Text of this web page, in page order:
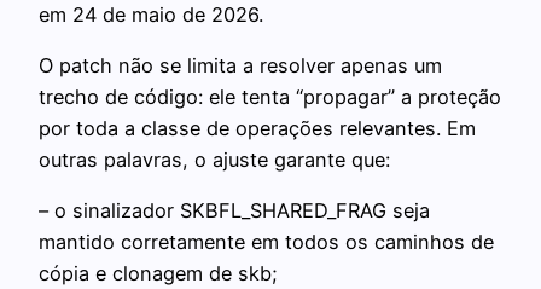
em 24 de maio de 2026.
O patch não se limita a resolver apenas um
trecho de código: ele tenta “propagar” a proteção
por toda a classe de operações relevantes. Em
outras palavras, o ajuste garante que:
– o sinalizador SKBFL_SHARED_FRAG seja
mantido corretamente em todos os caminhos de
cópia e clonagem de skb;